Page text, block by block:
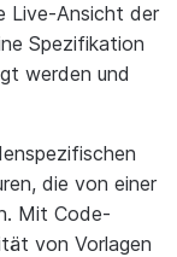
Live-Ansicht der
Spezifikation
werden und
die von einer
Mit Code-
von Vorlagen